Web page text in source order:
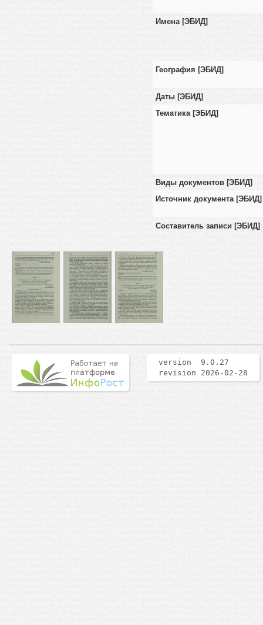
Имена [ЭБИД]
География [ЭБИД]
Даты [ЭБИД]
Тематика [ЭБИД]
Виды документов [ЭБИД]
Источник документа [ЭБИД]
Составитель записи [ЭБИД]
version 9.0.27
revision 2026-02-28